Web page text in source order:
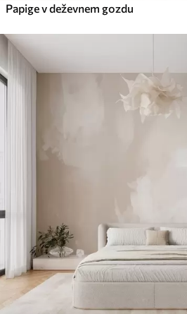
Papige v deževnem gozdu